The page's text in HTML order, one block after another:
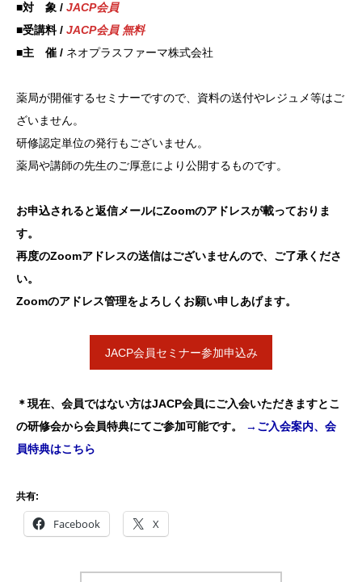
■対 象 / JACP会員
■受講料 / JACP会員 無料
■主 催 / ネオプラスファーマ株式会社
薬局が開催するセミナーですので、資料の送付やレジュメ等はご
ざいません。
研修認定単位の発行もございません。
薬局や講師の先生のご厚意により公開するものです。
お申込されると返信メールにZoomのアドレスが載っておりま
す。
再度のZoomアドレスの送信はございませんので、ご了承くださ
い。
Zoomのアドレス管理をよろしくお願い申しあげます。
JACP会員セミナー参加申込み
＊現在、会員ではない方はJACP会員にご入会いただきますとこ
の研修会から会員特典にてご参加可能です。
→ご入会案内、会
員特典はこちら
共有:
Facebook X